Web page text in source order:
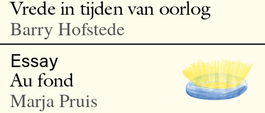
Vrede in tijden van oorlog
Barry Hofstede
Essay
Au fond
Marja Pruis